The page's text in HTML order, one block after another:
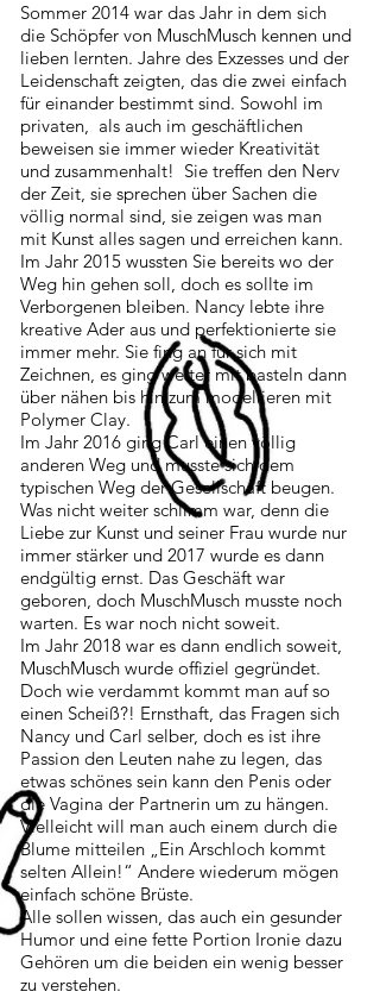
Sommer 2014 war das Jahr in dem sich
die Schöpfer von MuschMusch kennen und
lieben lernten. Jahre des Exzesses und der
Leidenschaft zeigten, das die zwei einfach
für einander bestimmt sind. Sowohl im
privaten, als auch im geschäftlichen
beweisen sie immer wieder Kreativität
und zusammenhalt! Sie treffen den Nerv
der Zeit, sie sprechen über Sachen die
völlig normal sind, sie zeigen was man
mit Kunst alles sagen und erreichen kann.
Im Jahr 2015 wussten Sie bereits wo der
Weg hin gehen soll, doch es sollte im
Verborgenen bleiben. Nancy lebte ihre
kreative Ader aus und perfektionierte sie
immer mehr. Sie fing an für sich mit
Zeichnen, es ging weiter mit basteln dann
über nähen bis hin zum modellieren mit
Polymer Clay.
Im Jahr 2016 ging Carl einen völlig
anderen Weg und musste sich dem
typischen Weg der Gesellschaft beugen.
Was nicht weiter schlimm war, denn die
Liebe zur Kunst und seiner Frau wurde nur
immer stärker und 2017 wurde es dann
endgültig ernst. Das Geschäft war
geboren, doch MuschMusch musste noch
warten. Es war noch nicht soweit.
Im Jahr 2018 war es dann endlich soweit,
MuschMusch wurde offiziel gegründet.
Doch wie verdammt kommt man auf so
einen Scheiß?! Ernsthaft, das Fragen sich
Nancy und Carl selber, doch es ist ihre
Passion den Leuten nahe zu legen, das
etwas schönes sein kann den Penis oder
die Vagina der Partnerin um zu hängen.
Vielleicht will man auch einem durch die
Blume mitteilen „Ein Arschloch kommt
selten Allein!“ Andere wiederum mögen
einfach schöne Brüste.
Alle sollen wissen, das auch ein gesunder
Humor und eine fette Portion Ironie dazu
Gehören um die beiden ein wenig besser
zu verstehen.